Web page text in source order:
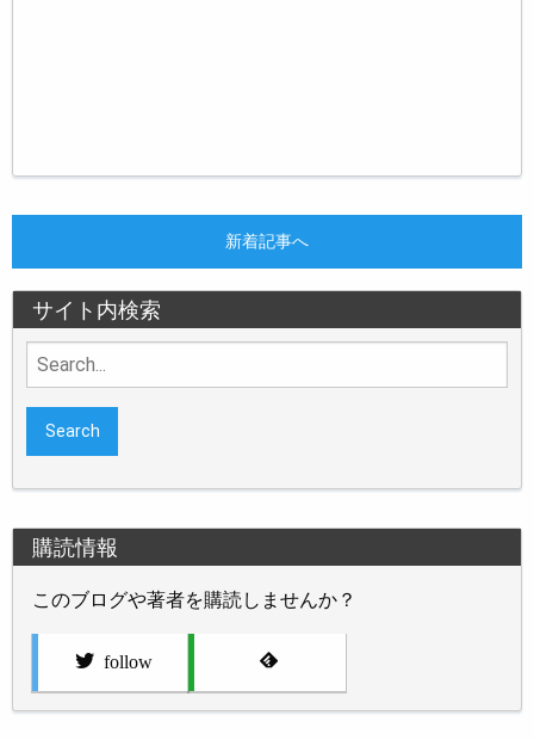
新着記事へ
サイト内検索
Search
for:
購読情報
このブログや著者を購読しませんか？
follow